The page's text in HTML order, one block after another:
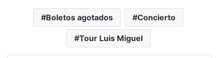
Boletos agotados Concierto
Tour Luis Miguel